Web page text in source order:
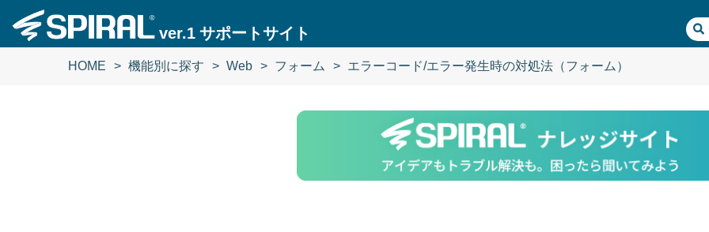
ver.1 サポートサイト
HOME 機能別に探す Web フォーム エラーコード/エラー発生時の対処法（フォーム）